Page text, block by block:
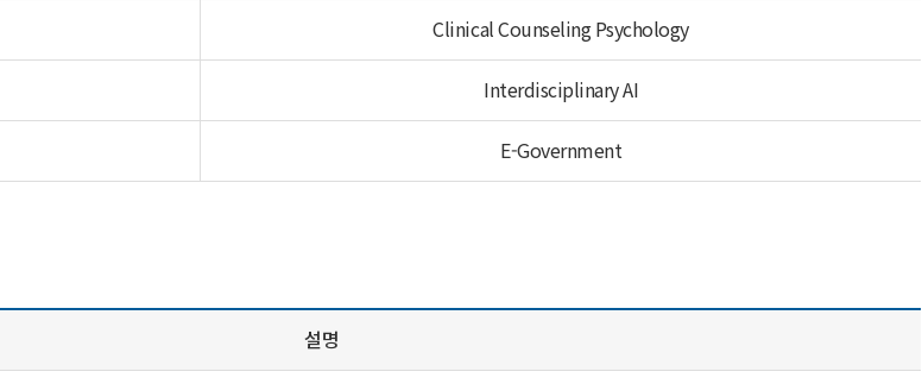
Clinical Counseling Psychology
Interdisciplinary AI
E-Government
설명